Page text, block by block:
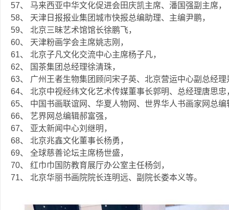
57、 马来西亚中华文化促进会田庆凯主席、潘国强副主席，
58、 天津日报报业集团城市快报总编助理、主编尹鹏，
59、 北京三昧艺术馆馆长徐鹏飞，
60、 天津粉画学会主席姚志刚，
61、 北京子凡文化交流中心主席杨子凡，
62、 国茶集团总经理徐清珠，
63、 广州王者生物集团顾问宋子英、北京营运中心副总经理
64、 北京中视经纬文化艺术传媒董事长郭明、总经理唐思忠
65、 中国书画联谊网、华夏人物网、世界华人书画家网总编
66、 艺界网总编辑郝富强，
67、 亚太新闻中心刘继明，
68、 北京兆鑫文化董事长杨勇，
69、 全球慈善论坛主席杨世盛，
70、 红巾巾国防教育展厅办公室主任杨剑，
71、 北京华丽书画院院长连明远、副院长娄本义等。